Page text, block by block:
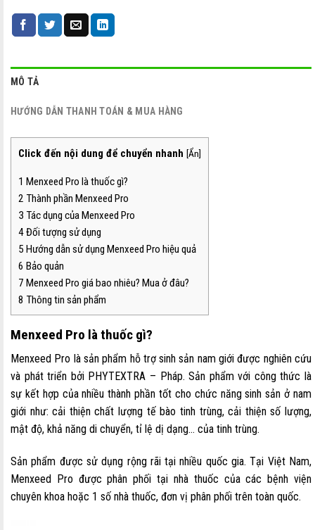
MÔ TẢ
HƯỚNG DẪN THANH TOÁN & MUA HÀNG
Click đến nội dung để chuyển nhanh [Ẩn]
1 Menxeed Pro là thuốc gì?
2 Thành phần Menxeed Pro
3 Tác dụng của Menxeed Pro
4Đối tượng sử dụng
5 Hướng dẫn sử dụng Menxeed Pro hiệu quả
6 Bảo quản
7 Menxeed Pro giá bao nhiêu? Mua ở đâu?
8 Thông tin sản phẩm
Menxeed Pro là thuốc gì?
Menxeed Pro là sản phẩm hỗ trợ sinh sản nam giới được nghiên cứu
và phát triển bởi PHYTEXTRA – Pháp. Sản phẩm với công thức là
sự kết hợp của nhiều thành phần tốt cho chức năng sinh sản ở nam
giới như: cải thiện chất lượng tế bào tinh trùng, cải thiện số lượng,
mật độ, khả năng di chuyển, tỉ lệ dị dạng… của tinh trùng.
Sản phẩm được sử dụng rộng rãi tại nhiều quốc gia. Tại Việt Nam,
Menxeed Pro được phân phối tại nhà thuốc của các bệnh viện
chuyên khoa hoặc 1 số nhà thuốc, đơn vị phân phối trên toàn quốc.